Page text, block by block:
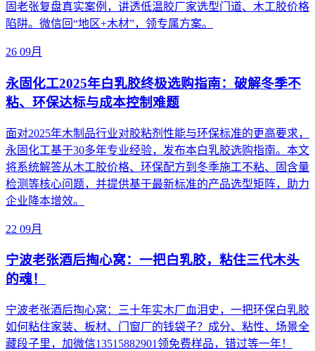
固老张复盘真实案例，讲透低温胶厂家选型门道、木工胶价格
陷阱。微信回“地区+木材”，领专属方案。
26 09月
永固化工2025年白乳胶终极选购指南：破解冬季不
粘、环保达标与成本控制难题
面对2025年木制品行业对胶粘剂性能与环保标准的更高要求，
永固化工基于30多年专业经验，发布本白乳胶选购指南。本文
将系统解答从木工胶价格、环保配方到冬季施工不粘、固含量
检测等核心问题，并提供基于最新标准的产品选型矩阵，助力
企业降本增效。
22 09月
宁波老张酒后掏心窝：一把白乳胶，粘住三代木头
的魂！
宁波老张酒后掏心窝：三十年实木厂血泪史，一把环保白乳胶
如何粘住家装、板材、门窗厂的钱袋子？成分、粘性、场景全
藏段子里，加微信13515882901领免费样品，错过等一年！